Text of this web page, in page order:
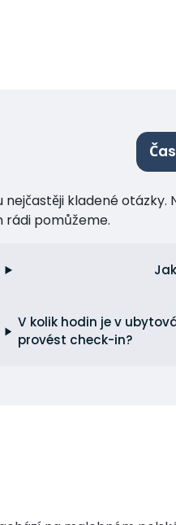
nejčastěji kladené
rádi pomůžeme.
V kolik hodin je v
provést check-in?